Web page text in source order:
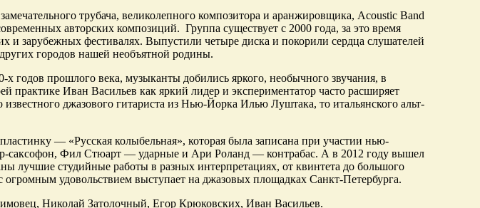
трубача, великолепного композитора и аранжировщика, Acoustic Band
авторских композиций. Группа существует с 2000 года, за это время
и зарубежных фестивалях. Выпустили четыре диска и покорили сердца слушателей
городов нашей необъятной родины.
х годов прошлого века, музыканты добились яркого, необычного звучания, в
практике Иван Васильев как яркий лидер и экспериментатор часто расширяет
известного джазового гитариста из Нью-Йорка Илью Луштака, то итальянского альт-
— «Русская колыбельная», которая была записана при участии нью-
саксофон, Фил Стюарт — ударные и Ари Роланд — контрабас. А в 2012 году вышел
лучшие студийные работы в разных интерпретациях, от квинтета до большого
огромным удовольствием выступает на джазовых площадках Санкт-Петербурга.
Николай Затолочный, Егор Крюковских, Иван Васильев.